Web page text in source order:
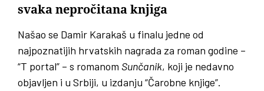
svaka nepročitana knjiga
Našao se Damir Karakaš u finalu jedne od
najpoznatijih hrvatskih nagrada za roman godine –
“T portal” – s romanom Sunčanik, koji je nedavno
objavljen i u Srbiji, u izdanju “Čarobne knjige”.